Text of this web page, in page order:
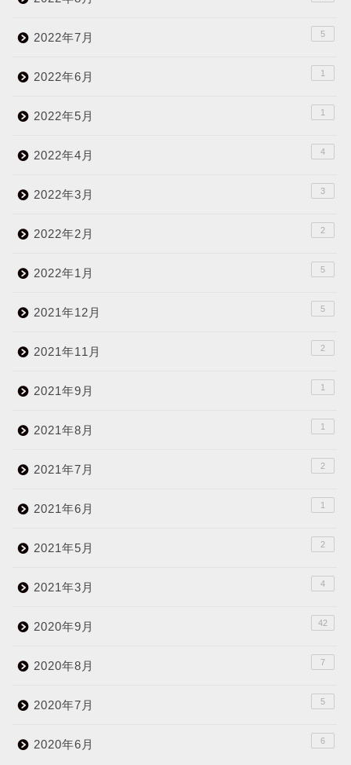
2022年7月 5
2022年6月 1
2022年5月 1
2022年4月 4
2022年3月 3
2022年2月 2
2022年1月 5
2021年12月 5
2021年11月 2
2021年9月 1
2021年8月 1
2021年7月 2
2021年6月 1
2021年5月 2
2021年3月 4
2020年9月 42
2020年8月 7
2020年7月 5
2020年6月 6